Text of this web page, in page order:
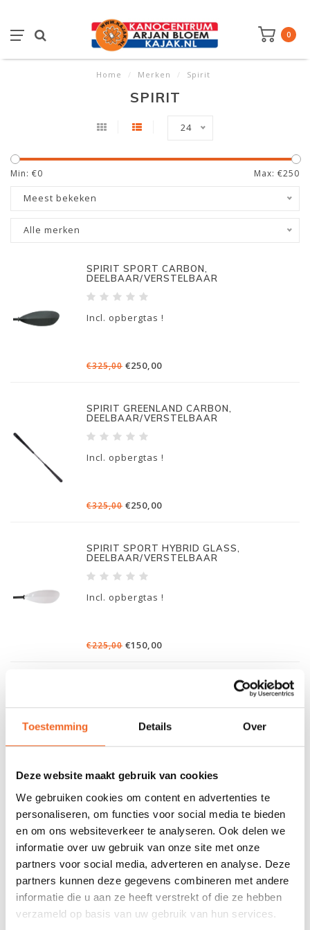
Toestemming Details Over
Deze website maakt gebruik van cookies
We gebruiken cookies om content en advertenties te
personaliseren, om functies voor social media te bieden
en om ons websiteverkeer te analyseren. Ook delen we
informatie over uw gebruik van onze site met onze
partners voor social media, adverteren en analyse. Deze
partners kunnen deze gegevens combineren met andere
informatie die u aan ze heeft verstrekt of die ze hebben
verzameld op basis van uw gebruik van hun services.
0
Home / Merken / Spirit
SPIRIT
24
Min: €0 Max: €250
Meest bekeken
Alle merken
SPIRIT SPORT CARBON,
DEELBAAR/VERSTELBAAR
Incl. opbergtas !
€325,00 €250,00
SPIRIT GREENLAND CARBON,
DEELBAAR/VERSTELBAAR
Incl. opbergtas !
€325,00 €250,00
SPIRIT SPORT HYBRID GLASS,
DEELBAAR/VERSTELBAAR
Incl. opbergtas !
€225,00 €150,00
SPIRIT WING B-11 760 CARBON
Incl. opbergtas !
€325,00€250,00
SPIRIT GREENLAND PEDDELHOES,
DEELBARE PEDDEL